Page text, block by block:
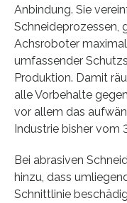
Anbindung. Sie
Schneideprozessen,
Achsroboter
umfassender
Produktion. Damit
alle Vorbehalte
vor allem das
Industrie bisher vom
Bei abrasiven
hinzu, dass
Schnittlinie